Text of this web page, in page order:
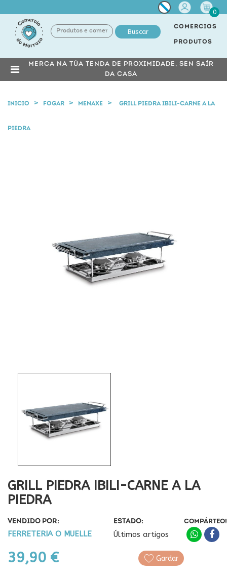
Miña
conta
0
Buscar
COMERCIOS
PRODUTOS
MERCA NA TÚA TENDA DE PROXIMIDADE, SEN SAÍR
DA CASA
INICIO FOGAR MENAXE GRILL PIEDRA IBILI-CARNE A LA
PIEDRA
GRILL PIEDRA IBILI-CARNE A LA
PIEDRA
VENDIDO POR:
FERRETERIA O MUELLE
ESTADO:
Últimos artigos
39,90 €
COMPÁRTEO!
Gardar